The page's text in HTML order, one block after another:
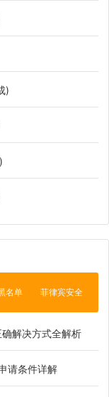
)
名单 菲律宾安全
解决方式全解析
请条件详解